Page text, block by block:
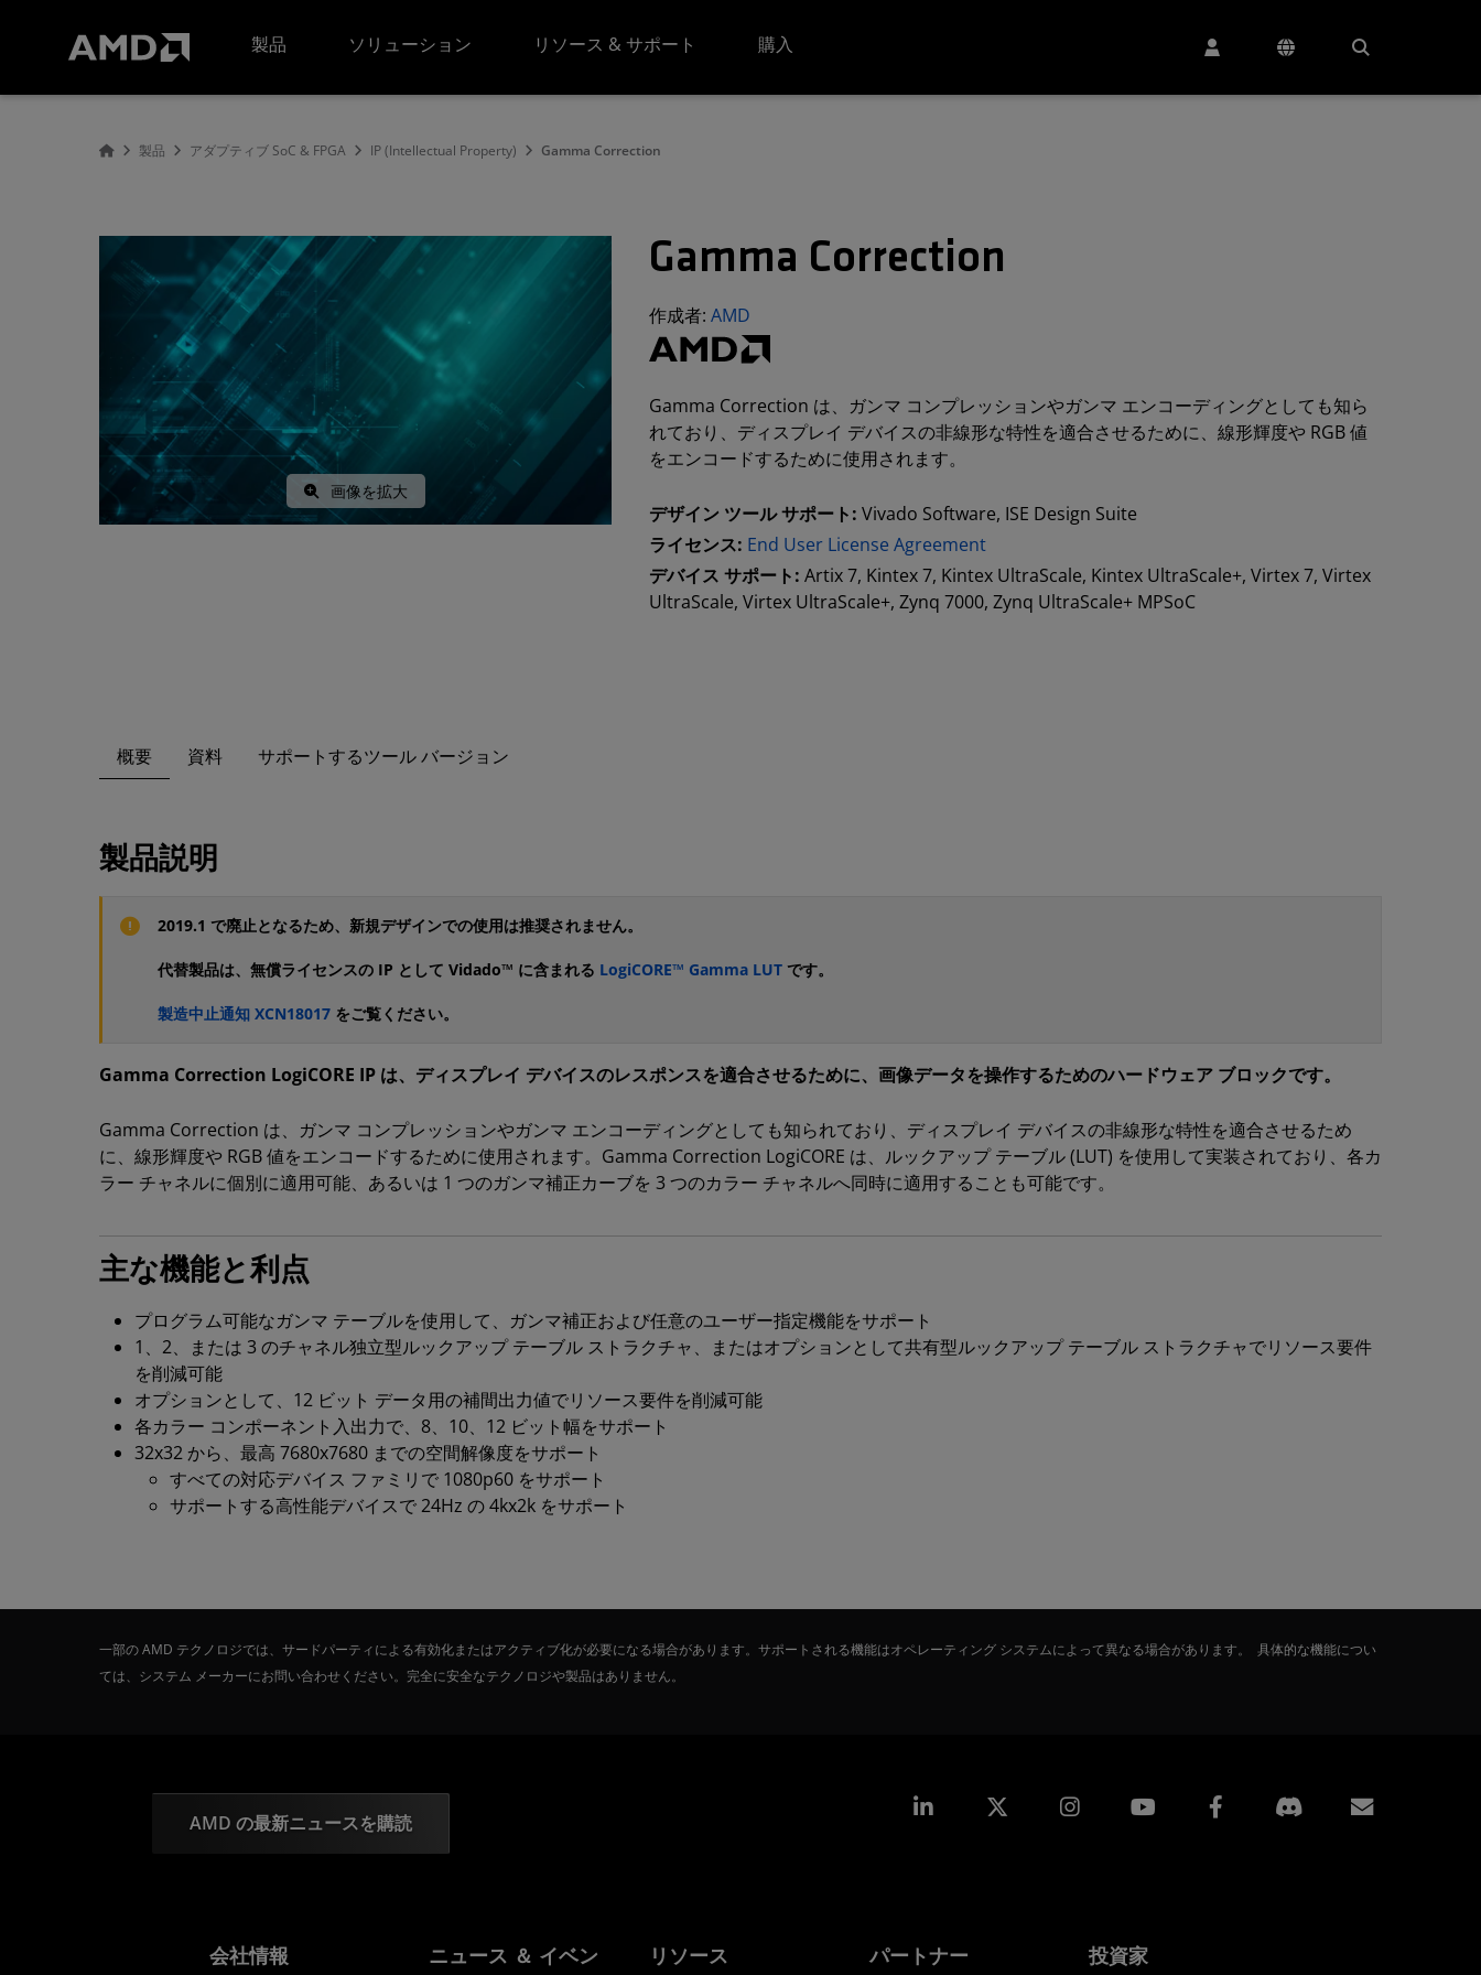
製品
ソリューション リソース & サポート 購入
製品 アダプティブ SoC & FPGA IP (Intellectual Property) Gamma Correction
画像を拡大
Gamma Correction
作成者:AMD
Gamma Correction は、ガンマ コンプレッションやガンマ エンコーディングとしても知ら
れており、ディスプレイ デバイスの非線形な特性を適合させるために、線形輝度や RGB 値
をエンコードするために使用されます。
デザイン ツール サポート:Vivado Software, ISE Design Suite
ライセンス: End User License Agreement
デバイス サポート:Artix 7, Kintex 7, Kintex UltraScale, Kintex UltraScale+, Virtex 7, Virtex
UltraScale, Virtex UltraScale+, Zynq 7000, Zynq UltraScale+ MPSoC
概要 資料 サポートするツール バージョン
製品説明
2019.1 で廃止となるため、新規デザインでの使用は推奨されません。
代替製品は、無償ライセンスの IP として Vidado™ に含まれる LogiCORE™ Gamma LUT です。
製造中止通知 XCN18017 をご覧ください。
Gamma Correction LogiCORE IP は、ディスプレイ デバイスのレスポンスを適合させるために、画像データを操作するためのハードウェア ブロックです。
Gamma Correction は、ガンマ コンプレッションやガンマ エンコーディングとしても知られており、ディスプレイ デバイスの非線形な特性を適合させるため
に、線形輝度や RGB 値をエンコードするために使用されます。Gamma Correction LogiCORE は、ルックアップ テーブル (LUT) を使用して実装されており、各カ
ラー チャネルに個別に適用可能、あるいは 1 つのガンマ補正カーブを 3 つのカラー チャネルへ同時に適用することも可能です。
主な機能と利点
プログラム可能なガンマ テーブルを使用して、ガンマ補正および任意のユーザー指定機能をサポート
1、2、または 3 のチャネル独立型ルックアップ テーブル ストラクチャ、またはオプションとして共有型ルックアップ テーブル ストラクチャでリソース要件
を削減可能
オプションとして、12 ビット データ用の補間出力値でリソース要件を削減可能
各カラー コンポーネント入出力で、8、10、12 ビット幅をサポート
32x32 から、最高 7680x7680 までの空間解像度をサポート
すべての対応デバイス ファミリで 1080p60 をサポート
サポートする高性能デバイスで 24Hz の 4kx2k をサポート
一部の AMD テクノロジでは、サードパーティによる有効化またはアクティブ化が必要になる場合があります。サポートされる機能はオペレーティング システムによって異なる場合があります。 具体的な機能につい
ては、システム メーカーにお問い合わせください。完全に安全なテクノロジや製品はありません。
AMD の最新ニュースを購読
Linkedin Instagram Facebook
会社情報
ニュース ＆ イベン
リソース パートナー 投資家